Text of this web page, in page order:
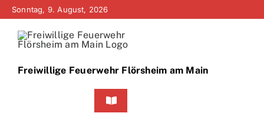
Zum
springen
Sonntag, 9. August, 2026
Freiwillige Feuerwehr Flörsheim am Main
Toggle